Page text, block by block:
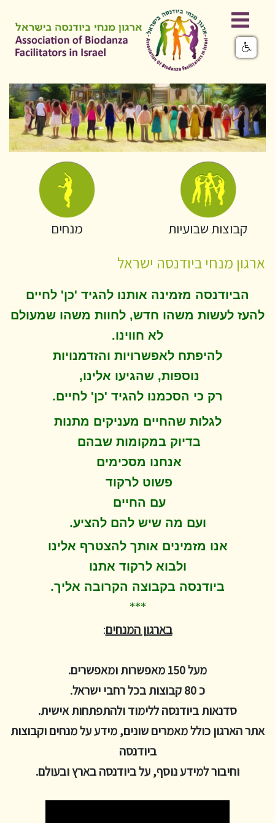
קבוצות שבועיות מנחים
ארגון מנחי ביודנסה ישראל
הביודנסה מזמינה אותנו להגיד 'כן' לחיים
להעז לעשות משהו חדש, לחוות משהו שמעולם
לא חווינו.
להיפתח לאפשרויות והזדמנויות
נוספות, שהגיעו אלינו,
רק כי הסכמנו להגיד 'כן' לחיים.
לגלות שהחיים מעניקים מתנות
בדיוק במקומות שבהם
אנחנו מסכימים
פשוט לרקוד
עם החיים
ועם מה שיש להם להציע.
אנו מזמינים אותך להצטרף אלינו
ולבוא לרקוד אתנו
ביודנסה בקבוצה הקרובה אליך.
***
בארגון המנחים:
מעל 150 מאפשרות ומאפשרים.
כ 80 קבוצות בכל רחבי ישראל.
סדנאות ביודנסה ללימוד ולהתפתחות אישית.
אתר הארגון כולל מאמרים שונים, מידע על מנחים וקבוצות
ביודנסה
וחיבור למידע נוסף, על ביודנסה בארץ ובעולם.